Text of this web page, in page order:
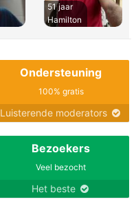
51 jaar
Hamilton
Ondersteuning
100% gratis
Luisterende moderators
Bezoekers
Veel bezocht
Het beste